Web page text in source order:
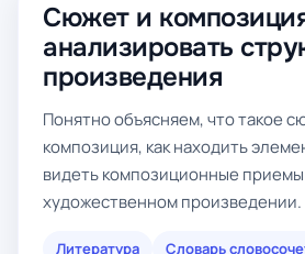
Сюжет и
анализировать
произведения
Понятно объясняем, что такое
композиция, как находить
видеть композиционные
художественном произведении.
Литература
Словарь